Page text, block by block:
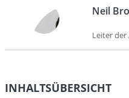
Neil
Leiter der
INHALTSÜBERSICHT